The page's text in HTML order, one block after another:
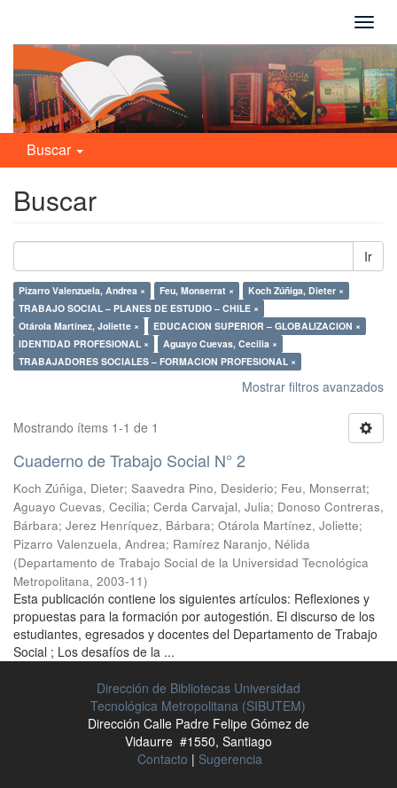
Buscar
Buscar
Ir
Pizarro Valenzuela, Andrea × Feu, Monserrat ×
Koch Zúñiga, Dieter ×
TRABAJO SOCIAL – PLANES DE ESTUDIO – CHILE ×
Otárola Martínez, Joliette ×
EDUCACION SUPERIOR – GLOBALIZACION ×
IDENTIDAD PROFESIONAL ×
Aguayo Cuevas, Cecilia ×
TRABAJADORES SOCIALES – FORMACION PROFESIONAL ×
Mostrar filtros avanzados
Mostrando ítems 1-1 de 1
Cuaderno de Trabajo Social N° 2
Koch Zúñiga, Dieter; Saavedra Pino, Desiderio; Feu, Monserrat;
Aguayo Cuevas, Cecilia; Cerda Carvajal, Julia; Donoso Contreras,
Bárbara; Jerez Henríquez, Bárbara; Otárola Martínez, Joliette;
Pizarro Valenzuela, Andrea; Ramírez Naranjo, Nélida
(Departamento de Trabajo Social de la Universidad Tecnológica
Metropolitana, 2003-11)
Esta publicación contiene los siguientes artículos: Reflexiones y
propuestas para la formación por autogestión. El discurso de los
estudiantes, egresados y docentes del Departamento de Trabajo
Social ; Los desafíos de la ...
Dirección de Bibliotecas Universidad
Tecnológica Metropolitana (SIBUTEM)
Dirección Calle Padre Felipe Gómez de
Vidaurre #1550, Santiago
Contacto | Sugerencia